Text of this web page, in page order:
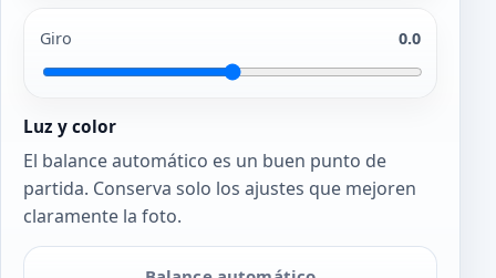
Giro 0.0
Luz y color
El balance automático es un buen punto de
partida. Conserva solo los ajustes que mejoren
claramente la foto.